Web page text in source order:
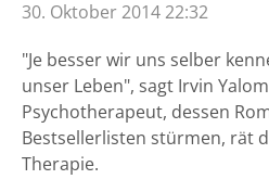
30. Oktober 2014 22:32
"Je besser wir uns selber
unser Leben", sagt Irvin
Psychotherapeut, dessen
Bestsellerlisten stürmen, rät
Therapie.